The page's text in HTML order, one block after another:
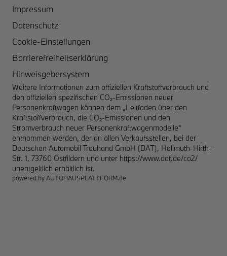
Impressum
Datenschutz
Cookie-Einstellungen
Barrierefreiheitserklärung
Hinweisgebersystem
Weitere Informationen zum offiziellen Kraftstoffverbrauch und
den offiziellen spezifischen CO₂-Emissionen neuer
Personenkraftwagen können dem „Leitfaden über den
Kraftstoffverbrauch, die CO₂-Emissionen und den
Stromverbrauch neuer Personenkraftwagenmodelle“
entnommen werden, der an allen Verkaufsstellen, bei der
Deutschen Automobil Treuhand GmbH (DAT), Hellmuth-Hirth-
Str. 1, 73760 Ostfildern und unter https://www.dat.de/co2/
unentgeltlich erhältlich ist.
powered byAUTOHAUSPLATTFORM.de